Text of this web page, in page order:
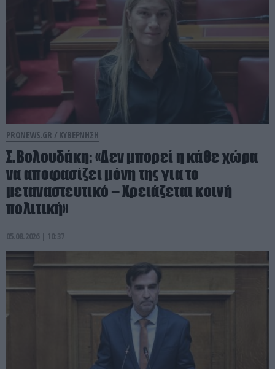
PRONEWS.GR / ΚΥΒΕΡΝΗΣΗ
Σ.Βολουδάκη: «Δεν μπορεί η κάθε χώρα
να αποφασίζει μόνη της για το
μεταναστευτικό – Χρειάζεται κοινή
πολιτική»
05.08.2026 | 10:37